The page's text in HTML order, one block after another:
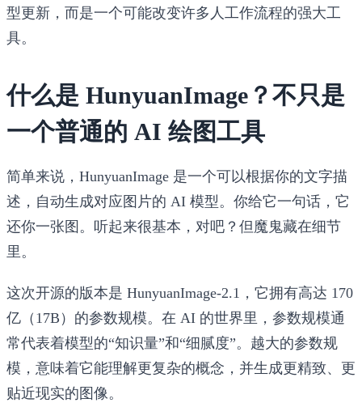
型更新，而是一个可能改变许多人工作流程的强大工
具。
什么是 HunyuanImage？不只是
一个普通的 AI 绘图工具
简单来说，HunyuanImage 是一个可以根据你的文字描
述，自动生成对应图片的 AI 模型。你给它一句话，它
还你一张图。听起来很基本，对吧？但魔鬼藏在细节
里。
这次开源的版本是 HunyuanImage-2.1 ，它拥有高达 170
亿（17B）的参数规模。在 AI 的世界里，参数规模通
常代表着模型的“知识量”和“细腻度”。越大的参数规
模，意味着它能理解更复杂的概念，并生成更精致、更
贴近现实的图像。